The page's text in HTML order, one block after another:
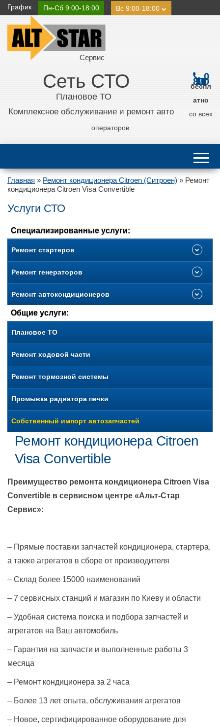
График Пн-Сб 9:00-18:00 Вс 9:00-18:00
Сервис
Сеть СТО
Плановое ТО
Комплексное обслуживание и ремонт авто
0
800 21 11 50
беспл
атно
со всех
операторов
Главная » Ремонт кондиционера Citroen (Ситроен) » Ремонт
кондиционера Citroen Visa Convertible
Услуги СТО
Специализированные услуги:
Ремонт стартеров
Ремонт генераторов
Ремонт автокондиционеров
Общие услуги:
Плановое ТО
Ремонт ходовой части
Ремонт тормозной системы
Промывка радиатора печки
Собственный импорт автозапчастей
Ремонт кондиционера Citroen
Visa Convertible
Преимущество ремонта кондиционера Citroen Visa
Convertible в сервисном центре «Альт-Стар
Сервис»:
– Прямые поставки запчастей кондиционера, стартера,
а также агрегатов в сборе от производителя
– Склад более 15000 наименований
– 7 сервисных станций и магазин по Киеву и области
– Удобная система поиска и подбора запчастей и
агрегатов на Ваш автомобиль
– Гарантия на запчасти и выполненные работы 3
месяца
– Ремонт кондиционера за 2 часа
– Более 13 лет опыта, обслуживания агрегатов
– Новое, сертифицированное оборудование для